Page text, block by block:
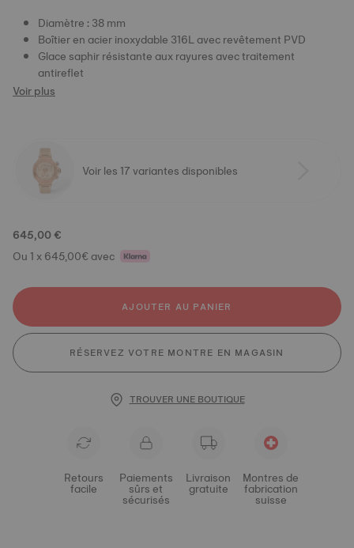
Diamètre : 38 mm
Boîtier en acier inoxydable 316L avec revêtement PVD
Glace saphir résistante aux rayures avec traitement
antireflet
Voir plus
Voir les 17 variantes disponibles
645,00 €
Ou 1 x 645,00€ avec
AJOUTER AU PANIER
RÉSERVEZ VOTRE MONTRE EN MAGASIN
TROUVER UNE BOUTIQUE
Retours
facile
Paiements
sûrs et
sécurisés
Livraison
gratuite
Montres de
fabrication
suisse